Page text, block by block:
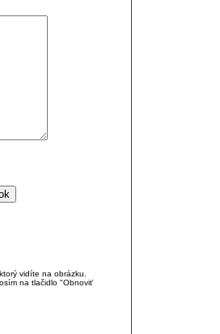
vidíte na obrázku.
na tlačidlo "Obnoviť